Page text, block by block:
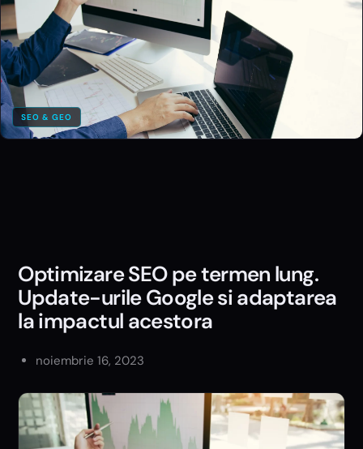
SEO & GEO
Optimizare SEO pe termen lung.
Update-urile Google si adaptarea
la impactul acestora
noiembrie 16, 2023